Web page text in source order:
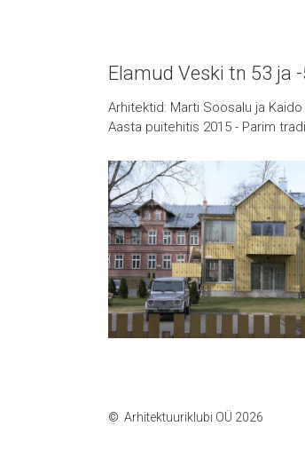
Elamud Veski tn 53 ja
Arhitektid: Marti Soosalu ja
Aasta puitehitis 2015 - Parim
Arhitektuuriklubi OÜ 2026